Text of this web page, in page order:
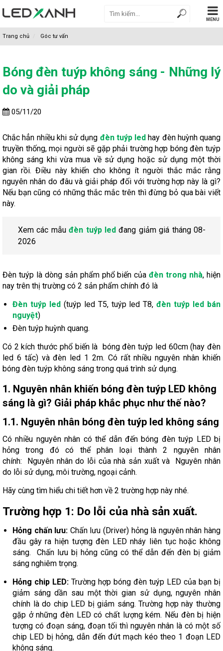
MENU
Trang chủ Góc tư vấn
Bóng đèn tuýp không sáng - Những lý
do và giải pháp
05/11/20
Chắc hẳn nhiều khi sử dụng đèn tuýp led hay đèn huỳnh quang
truyền thống, mọi người sẽ gặp phải trường hợp bóng đèn tuýp
không sáng khi vừa mua về sử dụng hoặc sử dụng một thời
gian rồi. Điều này khiến cho không ít người thắc mắc rằng
nguyên nhân do đâu và giải pháp đối với trường hợp này là gì?
Nếu bạn cũng có những thắc mắc trên thì đừng bỏ qua bài viết
này.
Xem các mẫuđèn tuýp led đang giảm giá tháng 08-
2026
Đèn tuýp là dòng sản phẩm phổ biến củađèn trong nhà, hiện
nay trên thị trường có 2 sản phẩm chính đó là
Đèn tuýp led(tuýp led T5, tuýp led T8,đèn tuýp led bán
nguyệt)
Đèn tuýp huỳnh quang.
Có 2 kích thước phổ biến là bóng đèn tuýp led 60cm (hay đèn
led 6 tấc) và đèn led 1 2m. Có rất nhiều nguyên nhân khiến
bóng đèn tuýp không sáng trong quá trình sử dụng.
1. Nguyên nhân khiến bóng đèn tuýp LED không
sáng là gì? Giải pháp khắc phục như thế nào?
1.1. Nguyên nhân bóng đèn tuýp led không sáng
Có nhiều nguyên nhân có thể dẫn đến bóng đèn tuýp LED bị
hỏng trong đó có thể phân loại thành 2 nguyên nhân
chính: Nguyên nhân do lỗi của nhà sản xuất và Nguyên nhân
do lỗi sử dụng, môi trường, ngoại cảnh.
Hãy cùng tìm hiểu chi tiết hơn về 2 trường hợp này nhé.
Trường hợp 1: Do lỗi của nhà sản xuất.
Hỏng chấn lưu: Chấn lưu (Driver) hỏng là nguyên nhân hàng
đầu gây ra hiện tượng đèn LED nháy liên tục hoặc không
sáng. Chấn lưu bị hỏng cũng có thể dẫn đến đèn bị giảm
sáng nghiêm trọng.
Hỏng chip LED: Trường hợp bóng đèn tuýp LED của bạn bị
giảm sáng dần sau một thời gian sử dụng, nguyên nhân
chính là do chip LED bị giảm sáng. Trường hợp này thường
gặp ở những đèn LED có chất lượng kém. Nếu đèn bị hiện
tượng có đoạn sáng, đoạn tối thì nguyên nhân là có một số
chip LED bị hỏng, dẫn đến đứt mạch kéo theo 1 đoạn LED
không sáng.